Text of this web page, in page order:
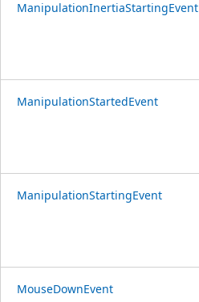
ManipulationInertiaStartingEvent
ManipulationStartedEvent
ManipulationStartingEvent
MouseDownEvent